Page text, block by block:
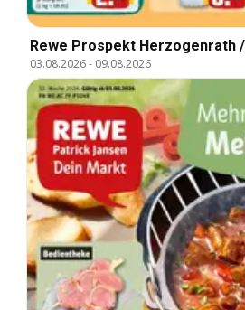
Rewe Prospekt Herzogenrath
03.08.2026- 09.08.2026